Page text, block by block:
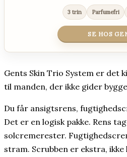
3 trin Parfumefri
SE HOS
Gents Skin Trio System er det
til manden, der ikke gider
Du får ansigtsrens,
Det er en logisk pakke. Rens
solcremerester.
stram. Scrubben er ekstra,